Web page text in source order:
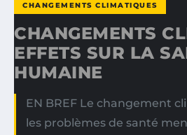
CHANGEMENTS CLIMATIQUES
CHANGEMENTS
EFFETS SUR LA
HUMAINE
EN BREF Le changement
les problèmes de santé